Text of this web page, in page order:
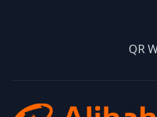
QR